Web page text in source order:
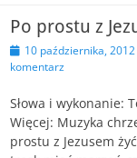
Po prostu z
Opublikowano
10 października, 2012
komentarz
Słowa i wykonanie:
Więcej: Muzyka
prostu z Jezusem